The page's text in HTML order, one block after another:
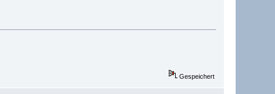
Gespeichert